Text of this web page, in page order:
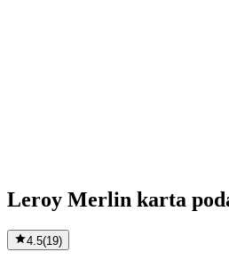
Leroy Merlin karta
4.5(19)